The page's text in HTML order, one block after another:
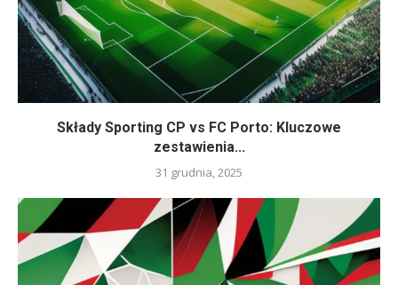
Składy Sporting CP vs FC Porto: Kluczowe
zestawienia...
31 grudnia, 2025